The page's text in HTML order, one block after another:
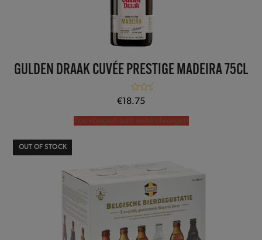
GULDEN DRAAK CUVÉE PRESTIGE MADEIRA 75CL
Gewaardeerd
5.00
€ 18.75
Toevoegen aan winkelwagen
OUT OF STOCK